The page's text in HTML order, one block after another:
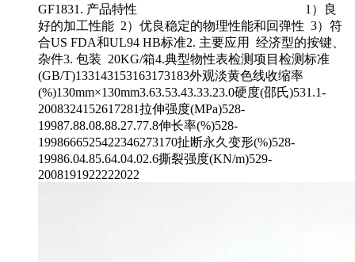
GF1831. 产品特性 1）良
好的加工性能 2）优良稳定的物理性能和回弹性 3）符
合US FDA和UL94 HB标准2. 主要应用 经济型的按键、
杂件3. 包装 20KG/箱4.典型物性表检测项目检测标准
(GB/T)133143153163173183外观淡黄色线收缩率
(%)130mm×130mm3.63.53.43.33.23.0硬度(邵氏)531.1-
2008324152617281拉伸强度(MPa)528-
19987.88.08.88.27.77.8伸长率(%)528-
1998666525422346273170扯断永久变形(%)528-
19986.04.85.64.04.02.6撕裂强度(KN/m)529-
2008191922222022